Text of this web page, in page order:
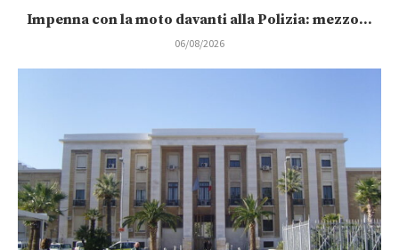
Impenna con la moto davanti alla Polizia: mezzo...
06/08/2026